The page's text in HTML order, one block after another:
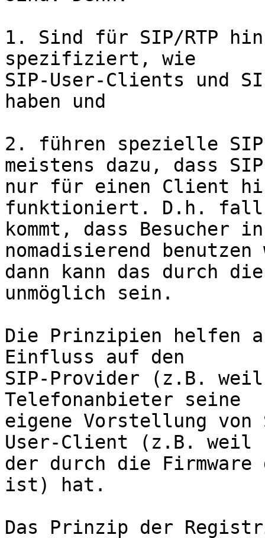
1. Sind für SIP/RTP
spezifiziert, wie
SIP-User-Clients und
haben und
2. führen spezielle
meistens dazu, dass
nur für einen Client
funktioniert. D.h.
kommt, dass Besucher
nomadisierend
dann kann das durch
unmöglich sein.
Die Prinzipien helfen
Einfluss auf den
SIP-Provider (z.B.
Telefonanbieter seine
eigene Vorstellung
User-Client (z.B. weil
der durch die Firmware
ist) hat.
Das Prinzip der